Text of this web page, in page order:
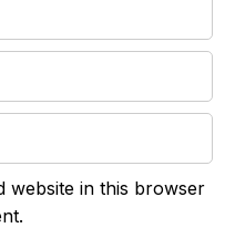
website in this browser